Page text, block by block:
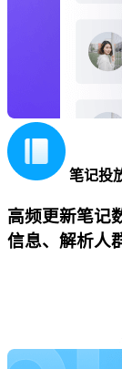
笔记投
高频更新笔记
信息、解析人